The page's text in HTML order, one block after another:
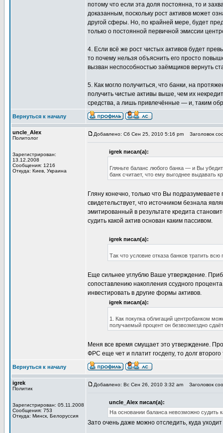
потому что если эта доля постоянна, то и
доказанным, поскольку рост активов может
другой сферы. Но, по крайней мере, будет
только о постоянной первичной эмиссии
4. Если всё же рост чистых активов будет
то почему нельзя объяснить его просто
вызван неспособностью заёмщиков вернуть
5. Как могло получиться, что банки, на
получить чистые активы выше, чем их
средства, а лишь привлечённые — и, таким
Вернуться к началу
uncle_Alex
Политолог
Зарегистрирован:
13.12.2008
Сообщения: 1216
Откуда: Киев, Украина
Добавлено: Сб Сен 25, 2010 5:16 pm Заголовок
igrek писал(а):
Гляньте баланс любого банка — и Вы
банк считает, что ему выгоднее выдавать
Гляну конечно, только что Вы
свидетельствует, что источником безнала
эмитированный в результате кредита
судить какой актив основан каким пассивом.
igrek писал(а):
Так что условие отказа банков тратить
Еще сильнее углублю Ваше утверждение.
сопоставлению накопления ссудного
инвестировать в другие формы активов.
igrek писал(а):
1. Как покупка облигаций центробанком
получаемый процент он безвозмездно
Меня все время смущает это утверждение.
ФРС еще чет и платит госдепу, то долг
Вернуться к началу
igrek
Политик
Зарегистрирован: 05.11.2008
Сообщения: 753
Откуда: Минск, Белоруссия
Добавлено: Вс Сен 26, 2010 3:32 am Заголовок
uncle_Alex писал(а):
На основании баланса невозможно судить
Зато очень даже можно отследить, куда